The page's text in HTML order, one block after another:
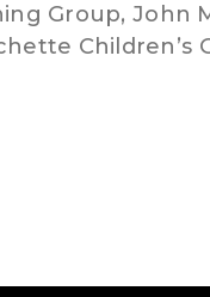
Group, John
Children’s